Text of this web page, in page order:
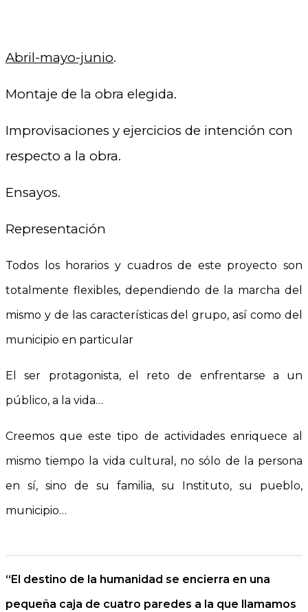
Abril-mayo-junio.
Montaje de la obra elegida.
Improvisaciones y ejercicios de intención con
respecto a la obra.
Ensayos.
Representación
Todos los horarios y cuadros de este proyecto son
totalmente flexibles, dependiendo de la marcha del
mismo y de las características del grupo, así como del
municipio en particular
El ser protagonista, el reto de enfrentarse a un
público, a la vida…
Creemos que este tipo de actividades enriquece al
mismo tiempo la vida cultural, no sólo de la persona
en sí, sino de su familia, su Instituto, su pueblo,
municipio…
“El destino de la humanidad se encierra en una
pequeña caja de cuatro paredes a la que llamamos